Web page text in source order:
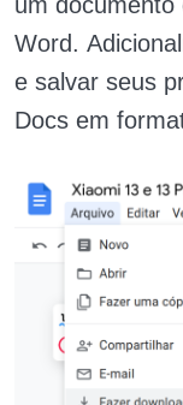
Word.
e salvar seus
Docs em